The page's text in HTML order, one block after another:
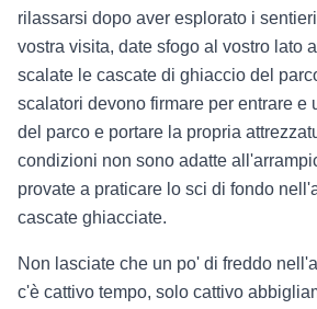
rilassarsi dopo aver esplorato i
vostra visita, date sfogo al vostro lato
scalate le cascate di ghiaccio del
scalatori devono firmare per entrare e
del parco e portare la propria
condizioni non sono adatte
provate a praticare lo sci di fondo
cascate ghiacciate.
Non lasciate che un po' di freddo
c'è cattivo tempo, solo cattivo